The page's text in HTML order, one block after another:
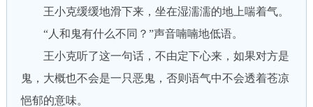
王小克缓缓地滑下来，坐在湿濡濡的地上喘着气。
“人和鬼有什么不同？”声音喃喃地低语。
王小克听了这一句话，不由定下心来，如果对方是
鬼，大概也不会是一只恶鬼，否则语气中不会透着苍凉
悒郁的意味。